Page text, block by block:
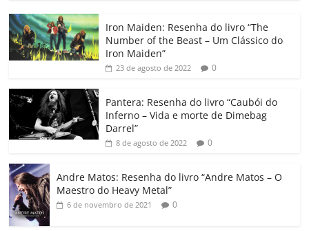
c
e
b
o
o
k
itt
er
at
s
A
p
e
dI
gl
e
Cl
a
ss
ro
o
p
y
Li
k
m
p
h
ar
Iron Maiden: Resenha do livro “The
Number of the Beast – Um Clássico do
Iron Maiden”
23 de agosto de 2022 0
Pantera: Resenha do livro “Caubói do
Inferno – Vida e morte de Dimebag
Darrel”
8 de agosto de 2022 0
Andre Matos: Resenha do livro “Andre Matos – O
Maestro do Heavy Metal”
6 de novembro de 2021 0